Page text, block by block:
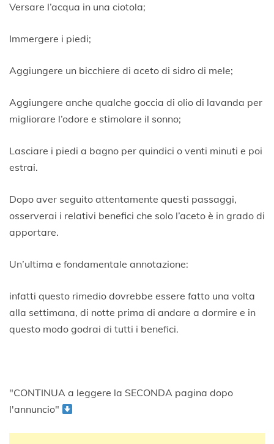
Versare l’acqua in una ciotola;
Immergere i piedi;
Aggiungere un bicchiere di aceto di sidro di mele;
Aggiungere anche qualche goccia di olio di lavanda per
migliorare l’odore e stimolare il sonno;
Lasciare i piedi a bagno per quindici o venti minuti e poi
estrai.
Dopo aver seguito attentamente questi passaggi,
osserverai i relativi benefici che solo l’aceto è in grado di
apportare.
Un’ultima e fondamentale annotazione:
infatti questo rimedio dovrebbe essere fatto una volta
alla settimana, di notte prima di andare a dormire e in
questo modo godrai di tutti i benefici.
"CONTINUA a leggere la SECONDA pagina dopo
l'annuncio"